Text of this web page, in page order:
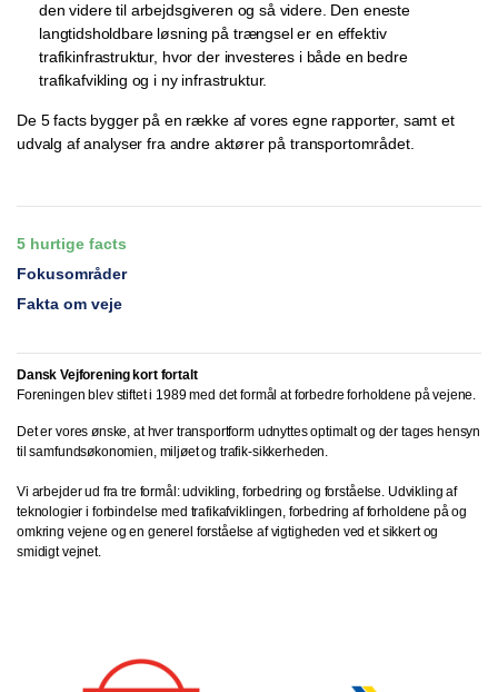
den videre til arbejdsgiveren og så videre. Den eneste
langtidsholdbare løsning på trængsel er en effektiv
trafikinfrastruktur, hvor der investeres i både en bedre
trafikafvikling og i ny infrastruktur.
De 5 facts bygger på en række af vores egne rapporter, samt et
udvalg af analyser fra andre aktører på transportområdet.
5 hurtige facts
Fokusområder
Fakta om veje
Dansk Vejforening kort fortalt
Foreningen blev stiftet i 1989 med det formål at forbedre forholdene på vejene.
Det er vores ønske, at hver transportform udnyttes optimalt og der tages hensyn
til samfundsøkonomien, miljøet og trafik-sikkerheden.
Vi arbejder ud fra tre formål: udvikling, forbedring og forståelse. Udvikling af
teknologier i forbindelse med trafikafviklingen, forbedring af forholdene på og
omkring vejene og en generel forståelse af vigtigheden ved et sikkert og
smidigt vejnet.